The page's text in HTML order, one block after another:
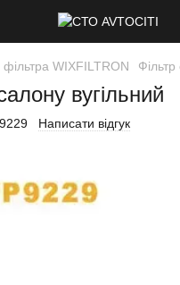
фільтра WIXFILTRON Фільтр
вугільний
Написати відгук